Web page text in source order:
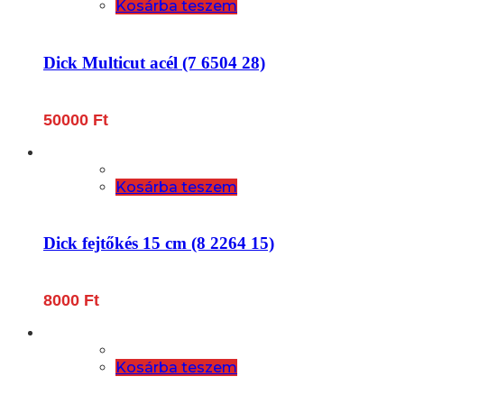
Kosárba teszem
Dick Multicut acél (7 6504 28)
50000 Ft
Kosárba teszem
Dick fejtőkés 15 cm (8 2264 15)
8000 Ft
Kosárba teszem